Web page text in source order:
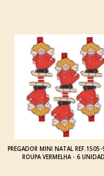
PREGADOR MINI NATAL REF.1505-
ROUPA VERMELHA - 6